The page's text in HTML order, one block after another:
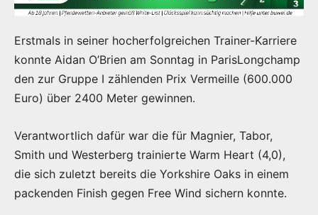
Erstmals in seiner hocherfolgreichen Trainer-Karriere
konnte Aidan O’Brien am Sonntag in ParisLongchamp
den zur Gruppe I zählenden Prix Vermeille (600.000
Euro) über 2400 Meter gewinnen.
Verantwortlich dafür war die für Magnier, Tabor,
Smith und Westerberg trainierte Warm Heart (4,0),
die sich zuletzt bereits die Yorkshire Oaks in einem
packenden Finish gegen Free Wind sichern konnte.